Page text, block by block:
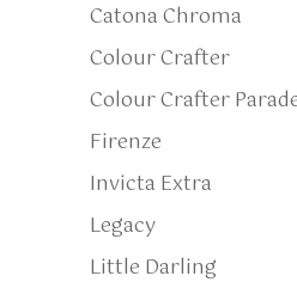
Catona Chroma
Colour Crafter
Colour Crafter
Firenze
Invicta Extra
Legacy
Little Darling